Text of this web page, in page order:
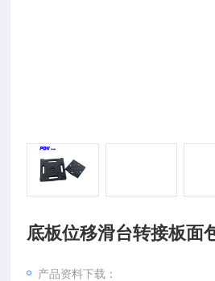
底板位移滑台转接板面
产品资料下载：